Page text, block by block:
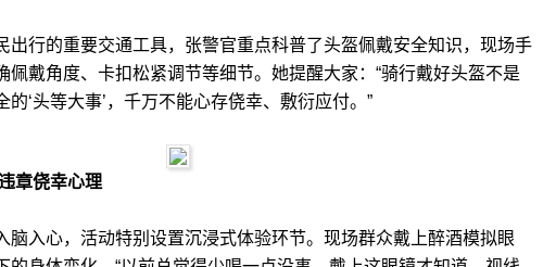
行的重要交通工具，张警官重点科普了头盔佩戴安全知识，现场手
佩戴角度、卡扣松紧调节等细节。她提醒大家：“骑行戴好头盔不是
‘头等大事’，千万不能心存侥幸、敷衍应付。”
章侥幸心理
入心，活动特别设置沉浸式体验环节。现场群众戴上醉酒模拟眼